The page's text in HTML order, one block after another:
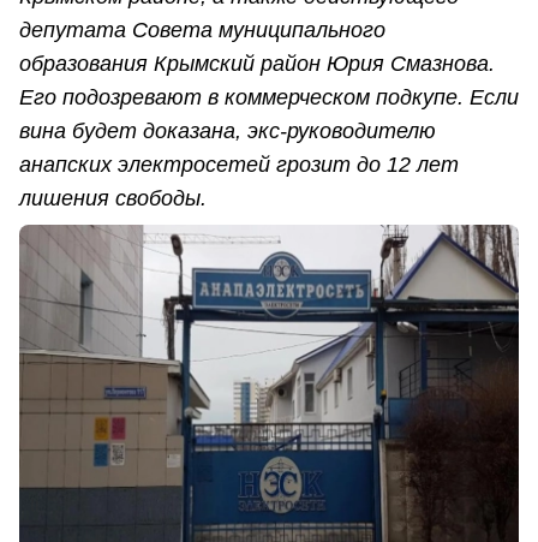
депутата Совета муниципального
образования Крымский район Юрия Смазнова.
Его подозревают в коммерческом подкупе. Если
вина будет доказана, экс-руководителю
анапских электросетей грозит до 12 лет
лишения свободы.